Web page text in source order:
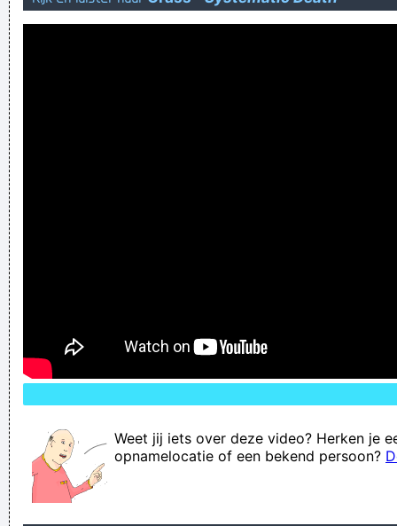
de appel valt niet ver van de hoge bomen die veel wind
Weet jij iets over deze video? Herken je
opnamelocatie of een bekend persoon?